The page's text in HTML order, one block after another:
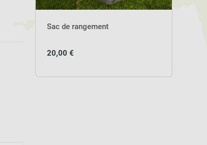
Sac de rangement
20,00 €